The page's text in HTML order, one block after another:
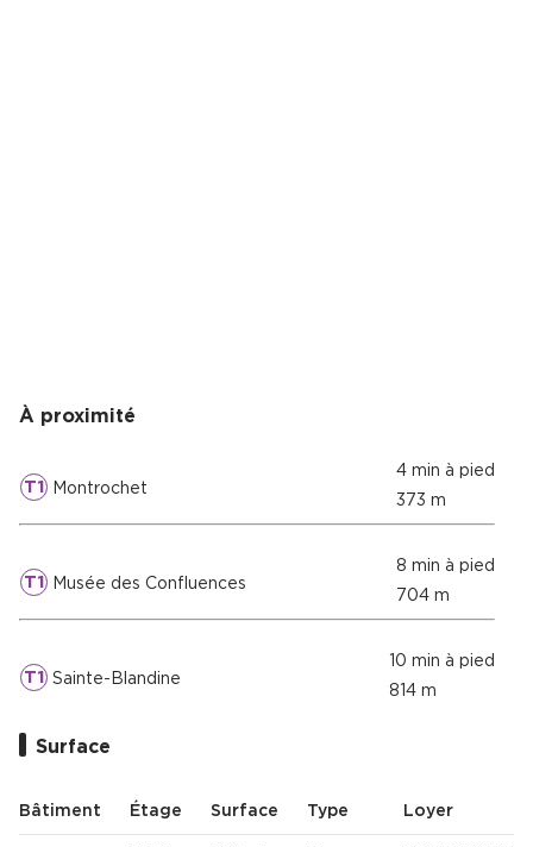
À proximité
T1Montrochet
4 min à pied
373 m
T1Musée des Confluences
8 min à pied
704 m
T1Sainte-Blandine
10 min à pied
814 m
Surface
Bâtiment Étage Surface Type Loyer